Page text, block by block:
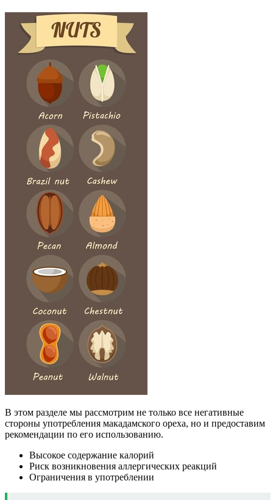
В этом разделе мы рассмотрим не только все негативные
стороны употребления макадамского ореха, но и предоставим
рекомендации по его использованию.
Высокое содержание калорий
Риск возникновения аллергических реакций
Ограничения в употреблении